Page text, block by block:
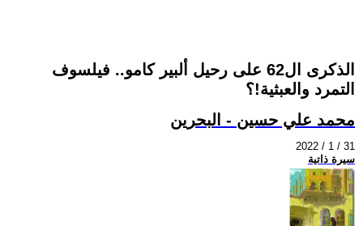
الذكرى ال62 على رحيل ألبير كامو.. فيلسوف
التمرد والعبثية!؟
محمد علي حسين - البحرين
2022 / 1 / 31
سيرة ذاتية